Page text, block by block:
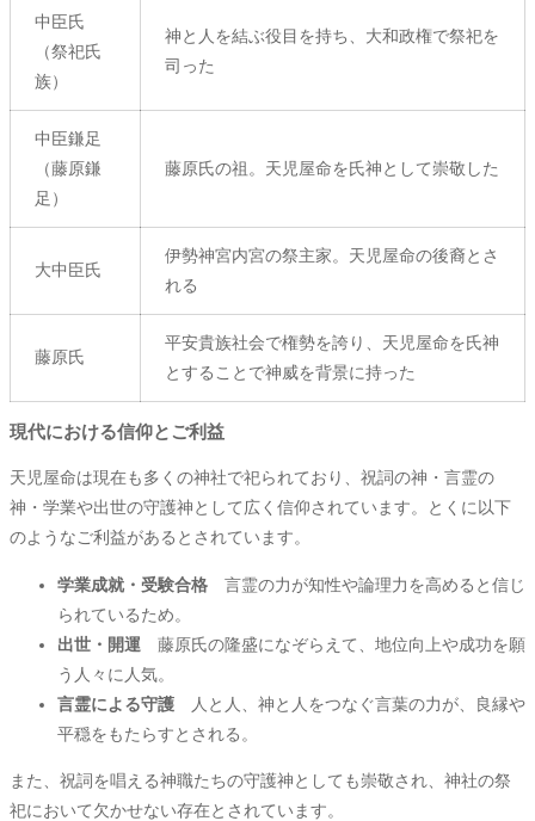
中臣氏
（祭祀氏
族）
神と人を結ぶ役目を持ち、大和政権で祭祀を
司った
中臣鎌足
（藤原鎌
足）
藤原氏の祖。天児屋命を氏神として崇敬した
大中臣氏
伊勢神宮内宮の祭主家。天児屋命の後裔とさ
れる
藤原氏
平安貴族社会で権勢を誇り、天児屋命を氏神
とすることで神威を背景に持った
現代における信仰とご利益
天児屋命は現在も多くの神社で祀られており、祝詞の神・言霊の
神・学業や出世の守護神として広く信仰されています。とくに以下
のようなご利益があるとされています。
学業成就・受験合格 言霊の力が知性や論理力を高めると信じ
られているため。
出世・開運 藤原氏の隆盛になぞらえて、地位向上や成功を願
う人々に人気。
言霊による守護 人と人、神と人をつなぐ言葉の力が、良縁や
平穏をもたらすとされる。
また、祝詞を唱える神職たちの守護神としても崇敬され、神社の祭
祀において欠かせない存在とされています。